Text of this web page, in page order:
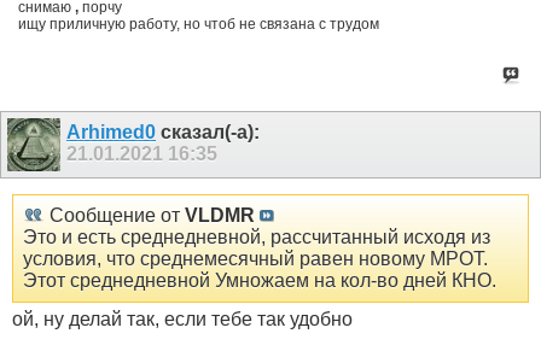
снимаю , порчу
ищу приличную работу, но чтоб не связана с трудом
Arhimed0 сказал(-а):
21.01.2021 16:35
Сообщение от VLDMR
Это и есть среднедневной, рассчитанный исходя из
условия, что среднемесячный равен новому МРОТ.
Этот среднедневной Умножаем на кол-во дней КНО.
ой, ну делай так, если тебе так удобно